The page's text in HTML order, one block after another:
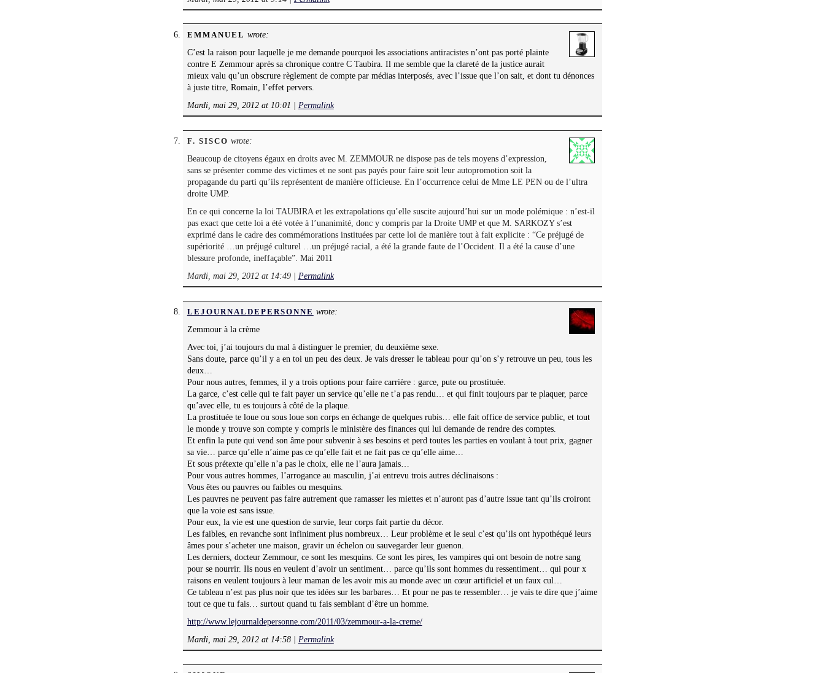
EMMANUEL wrote:
C’est la raison pour laquelle je me demande pourquoi les associations antiracistes n’ont pas porté plainte
contre E Zemmour après sa chronique contre C Taubira. Il me semble que la clareté de la justice aurait
mieux valu qu’un obscrure règlement de compte par médias interposés, avec l’issue que l’on sait, et dont tu dénonces
à juste titre, Romain, l’effet pervers.
Mardi, mai 29, 2012 at 10:01 | Permalink
F. SISCO wrote:
Beaucoup de citoyens égaux en droits avec M. ZEMMOUR ne dispose pas de tels moyens d’expression,
sans se présenter comme des victimes et ne sont pas payés pour faire soit leur autopromotion soit la
propagande du parti qu’ils représentent de manière officieuse. En l’occurrence celui de Mme LE PEN ou de l’ultra
droite UMP.
En ce qui concerne la loi TAUBIRA et les extrapolations qu’elle suscite aujourd’hui sur un mode polémique : n’est-il
pas exact que cette loi a été votée à l’unanimité, donc y compris par la Droite UMP et que M. SARKOZY s’est
exprimé dans le cadre des commémorations instituées par cette loi de manière tout à fait explicite : “Ce préjugé de
supériorité …un préjugé culturel …un préjugé racial, a été la grande faute de l’Occident. Il a été la cause d’une
blessure profonde, ineffaçable”. Mai 2011
Mardi, mai 29, 2012 at 14:49 | Permalink
LEJOURNALDEPERSONNE wrote:
Zemmour à la crème
Avec toi, j’ai toujours du mal à distinguer le premier, du deuxième sexe.
Sans doute, parce qu’il y a en toi un peu des deux. Je vais dresser le tableau pour qu’on s’y retrouve un peu, tous les
deux…
Pour nous autres, femmes, il y a trois options pour faire carrière : garce, pute ou prostituée.
La garce, c’est celle qui te fait payer un service qu’elle ne t’a pas rendu… et qui finit toujours par te plaquer, parce
qu’avec elle, tu es toujours à côté de la plaque.
La prostituée te loue ou sous loue son corps en échange de quelques rubis… elle fait office de service public, et tout
le monde y trouve son compte y compris le ministère des finances qui lui demande de rendre des comptes.
Et enfin la pute qui vend son âme pour subvenir à ses besoins et perd toutes les parties en voulant à tout prix, gagner
sa vie… parce qu’elle n’aime pas ce qu’elle fait et ne fait pas ce qu’elle aime…
Et sous prétexte qu’elle n’a pas le choix, elle ne l’aura jamais…
Pour vous autres hommes, l’arrogance au masculin, j’ai entrevu trois autres déclinaisons :
Vous êtes ou pauvres ou faibles ou mesquins.
Les pauvres ne peuvent pas faire autrement que ramasser les miettes et n’auront pas d’autre issue tant qu’ils croiront
que la voie est sans issue.
Pour eux, la vie est une question de survie, leur corps fait partie du décor.
Les faibles, en revanche sont infiniment plus nombreux… Leur problème et le seul c’est qu’ils ont hypothéqué leurs
âmes pour s’acheter une maison, gravir un échelon ou sauvegarder leur guenon.
Les derniers, docteur Zemmour, ce sont les mesquins. Ce sont les pires, les vampires qui ont besoin de notre sang
pour se nourrir. Ils nous en veulent d’avoir un sentiment… parce qu’ils sont hommes du ressentiment… qui pour x
raisons en veulent toujours à leur maman de les avoir mis au monde avec un cœur artificiel et un faux cul…
Ce tableau n’est pas plus noir que tes idées sur les barbares… Et pour ne pas te ressembler… je vais te dire que j’aime
tout ce que tu fais… surtout quand tu fais semblant d’être un homme.
http://www.lejournaldepersonne.com/2011/03/zemmour-a-la-creme/
Mardi, mai 29, 2012 at 14:58 | Permalink